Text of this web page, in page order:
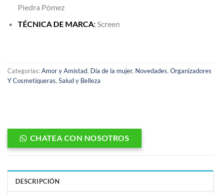
Piedra Pómez
TÉCNICA DE MARCA: Screen
Categorías:Amor y Amistad, Día de la mujer, Novedades, Organizadores
Y Cosmetiqueras, Salud y Belleza
CHATEA CON NOSOTROS
DESCRIPCIÓN